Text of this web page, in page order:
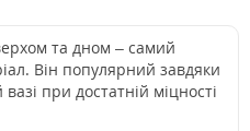
та дном – самий
Він популярний завдяки
вазі при достатній міцності